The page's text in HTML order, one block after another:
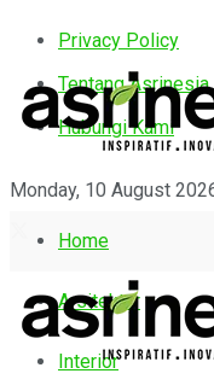
Privacy Policy
Tentang Asrinesia
Hubungi Kami
Monday, 10 August
Home
Arsitektur
Interior